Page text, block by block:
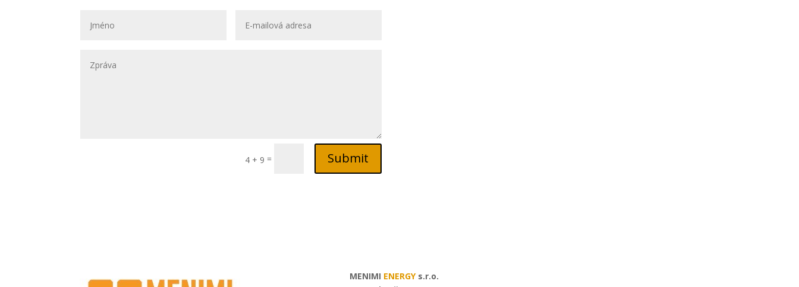
4 + 9 = Submit
MENIMI ENERGYs.r.o.